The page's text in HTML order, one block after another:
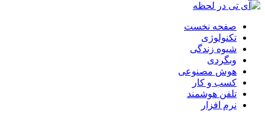
صفحه نخست
تکنولوژی
شیوه زندگی
وبگردی
هوش مصنوعی
کسب و کار
تلفن هوشمند
نرم افزار